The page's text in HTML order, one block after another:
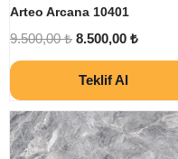
Arteo Arcana 10401
9.500,00₺ 8.500,00 ₺
Teklif Al